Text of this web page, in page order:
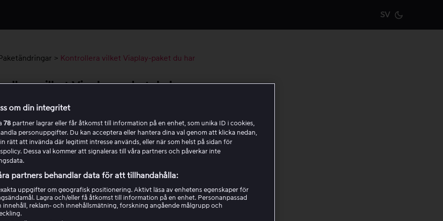
SV
Paketändringar > Kontrollera vilket Viaplay-paket du har
vilket Viaplay-paket du har
konto.
en webbläsare och gå tillViaplay.se.
inmed e-postadress och lösenord för ditt Viaplay-konto.
profilikonen i det övre högra hörnet.
Mitt konto
sektionenPaketinformationför att se ditt aktuella Viaplay-
om din integritet
78 partner lagrar eller får åtkomst till information på en enhet, som unika ID i cookies,
personuppgifter. Du kan acceptera eller hantera dina val genom att klicka nedan,
rätt att invända där legitimt intresse används, eller när som helst på sidan för
Dessa val kommer att signaleras till våra partners och påverkar inte
partners behandlar data för att tillhandahålla:
uppgifter om geografisk positionering. Aktivt läsa av enhetens egenskaper för
Lagra och/eller få åtkomst till information på en enhet. Personanpassad
innehåll, reklam- och innehållsmätning, forskning angående målgrupp och